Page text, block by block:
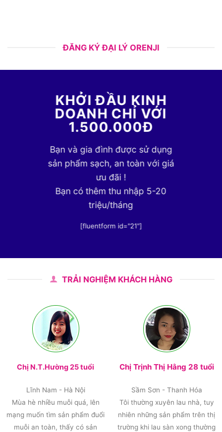
ĐĂNG KÝ ĐẠI LÝ ORENJI
KHỞI ĐẦU KINH
DOANH CHỈ VỚI
1.500.000Đ
Bạn và gia đình được sử dụng
sản phẩm sạch, an toàn với giá
ưu đãi !
Bạn có thêm thu nhập 5-20
triệu/tháng
[fluentform id="21"]
TRẢI NGHIỆM KHÁCH HÀNG
Chị N.T.Hường 25 tuổi
Lĩnh Nam - Hà Nội
Mùa hè nhiều muỗi quá, lên
mạng muốn tìm sản phẩm đuổi
muỗi an toàn, thấy có sản
Chị Trịnh Thị Hằng 28 tuổi
Sầm Sơn - Thanh Hóa
Tôi thường xuyên lau nhà, tuy
nhiên những sản phẩm trên thị
trường khi lau sàn xong thường